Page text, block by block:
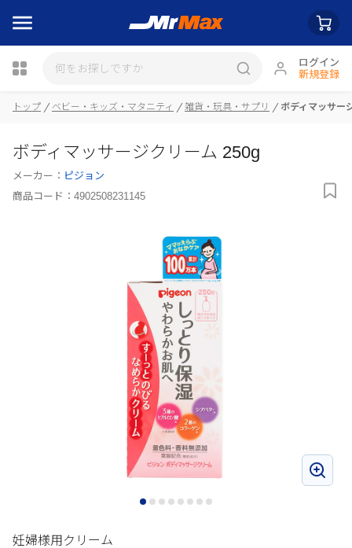
ログイン
新規登録
瓶詰
トップ ベビー・キッズ・マタニティ 雑貨・玩具・サプリ ボディマッサー
ボディマッサージクリーム 250g
メーカー： ピジョン
商品コード： 4902508231145
妊婦様用クリーム